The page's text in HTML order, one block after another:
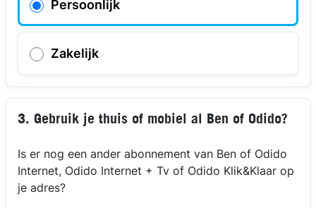
Persoonlijk
Zakelijk
3. Gebruik je thuis of mobiel al Ben of Odido?
Is er nog een ander abonnement van Ben of Odido
Internet, Odido Internet + Tv of Odido Klik&Klaar op
je adres?